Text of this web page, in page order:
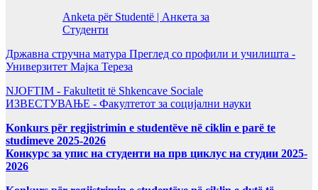
Anketa për Studentë | Анкета за
Студенти
Државна стручна матура Преглед со профили и училишта -
Универзитет Мајка Тереза
NJOFTIM - Fakultetit të Shkencave Sociale
ИЗВЕСТУВАЊЕ - Факултетот за социјални науки
Konkurs për regjistrimin e studentëve në ciklin e parë te
studimeve 2025-2026
Конкурс за упис на студенти на прв циклус на студии 2025-
2026